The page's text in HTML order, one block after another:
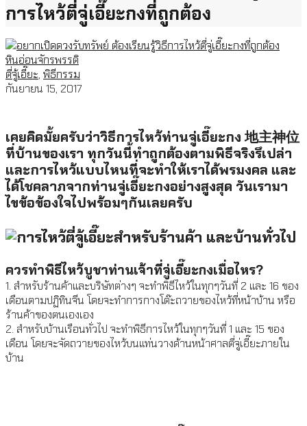
การไหว้ตี่จู่เอี๊ยะกงที่ถูกต้อง
หินอ่อนจักรพรรดิ
ตี่จู้เอี๊ยะ, พิธีกรรม
กันยายน 15, 2017
เคยคิดมั้ยครับว่าวิธีการไหว้ท่านจู่เอี๊ยะกง 地主神位
ที่บ้านของเรา ทุกวันนี้ทำถูกต้องตามพิธีจริงรึเปล่า
และการไหว้แบบไหนที่จะทำให้เราได้พรมงคล และ
ได้โชคลาภจากท่านจู่เอี๊ยะกงอย่างสูงสุด วันเรามา
ไขข้อข้องใจไปพร้อมๆกันเลยครับ
ควรทำพิธีไหว้บูชาท่านเจ้าที่จู่เอี๊ยะกงเมื่อไหร?
1. สำหรับร้านค้าและบริษัทต่างๆ จะทำพิธีไหว้ในทุกๆวันที่ 2 และ 16 ของ
เดือนตามปฏิทินจีน โดยจะทำการกางโต๊ะถวายของไหว้ที่หน้าบ้าน หรือ
ร้านค้าของตนเองเอง
2. สำหรับบ้านเรือนทั่วไป จะทำพิธีการไหว้ในทุกๆวันที่ 1 และ 15 ของ
เดือน โดยจะจัดถวายของไหว้บนแท่นวางด้านหน้าศาลตี่จู่เอี๊ยะภายใน
บ้าน